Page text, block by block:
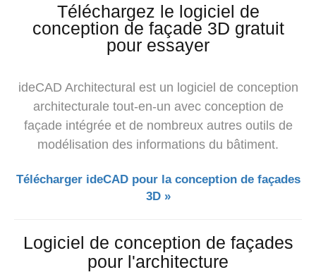
Téléchargez le logiciel de
conception de façade 3D gratuit
pour essayer
ideCAD Architectural est un logiciel de conception
architecturale tout-en-un avec conception de
façade intégrée et de nombreux autres outils de
modélisation des informations du bâtiment.
Télécharger ideCAD pour la conception de façades
3D »
Logiciel de conception de façades
pour l'architecture